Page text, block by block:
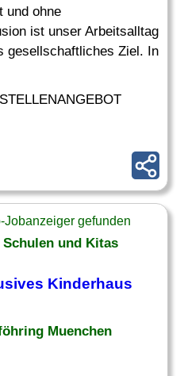
und ohne
ist unser Arbeitsalltag
gesellschaftliches Ziel. In
Jobanzeiger gefunden
und Kitas
Kinderhaus
Muenchen